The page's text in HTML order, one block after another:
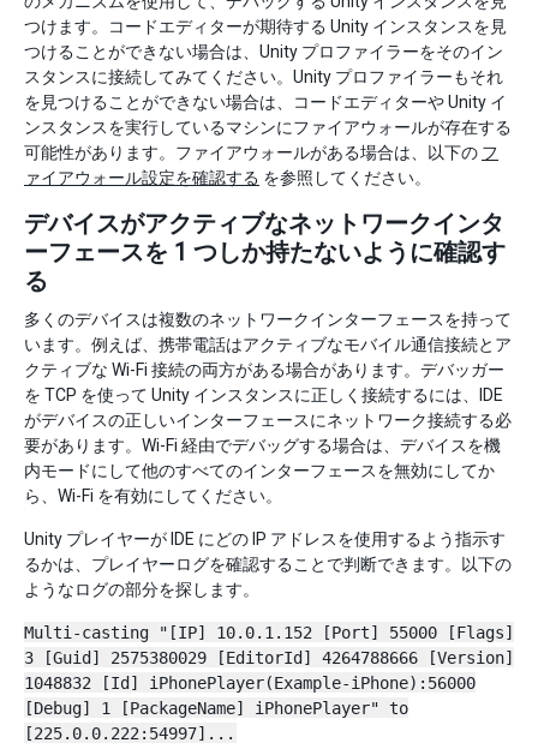
つけます。コードエディターが期待する Unity インスタンスを見
つけることができない場合は、Unity プロファイラーをそのイン
スタンスに接続してみてください。Unity プロファイラーもそれ
を見つけることができない場合は、コードエディターや Unity イ
ンスタンスを実行しているマシンにファイアウォールが存在する
可能性があります。ファイアウォールがある場合は、以下の フ
ァイアウォール設定を確認する を参照してください。
デバイスがアクティブなネットワークインタ
ーフェースを 1 つしか持たないように確認す
る
多くのデバイスは複数のネットワークインターフェースを持って
います。例えば、携帯電話はアクティブなモバイル通信接続とア
クティブな Wi-Fi 接続の両方がある場合があります。デバッガー
を TCP を使って Unity インスタンスに正しく接続するには、IDE
がデバイスの正しいインターフェースにネットワーク接続する必
要があります。Wi-Fi 経由でデバッグする場合は、デバイスを機
内モードにして他のすべてのインターフェースを無効にしてか
ら、Wi-Fi を有効にしてください。
Unity プレイヤーが IDE にどの IP アドレスを使用するよう指示す
るかは、プレイヤーログを確認することで判断できます。以下の
ようなログの部分を探します。
Multi-casting "[IP] 10.0.1.152 [Port] 55000 [Flags]
3 [Guid] 2575380029 [EditorId] 4264788666 [Version]
1048832 [Id] iPhonePlayer(Example-iPhone):56000
[Debug] 1 [PackageName] iPhonePlayer" to
[225.0.0.222:54997]...